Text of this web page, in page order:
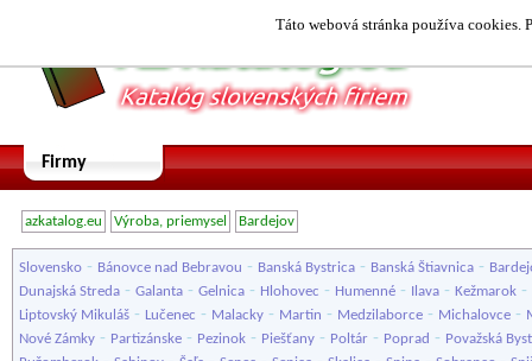
Táto webová stránka používa cookies.
Firmy
azkatalog.eu Výroba, priemysel Bardejov
Slovensko - Bánovce nad Bebravou - Banská Bystrica - Banská Štiavnica -
Dunajská Streda - Galanta - Gelnica - Hlohovec - Humenné - Ilava - Kežmarok -
Liptovský Mikuláš - Lučenec - Malacky - Martin - Medzilaborce - Michalovce -
Nové Zámky - Partizánske - Pezinok - Piešťany - Poltár - Poprad - Považská